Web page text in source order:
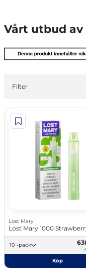
Vårt utbud av
Filter
Lost Mary
Lost Mary 1000
10 -pack
Köp